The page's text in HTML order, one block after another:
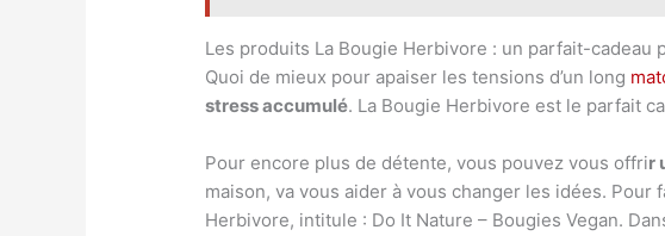
Les produits La Bougie Herbivore : un parfait-cadeau
Quoi de mieux pour apaiser les tensions d’un long
stress accumulé. La Bougie Herbivore est le parfait
Pour encore plus de détente, vous pouvez vous offrir
maison, va vous aider à vous changer les idées.
Herbivore, intitule : Do It Nature – Bougies Vegan.